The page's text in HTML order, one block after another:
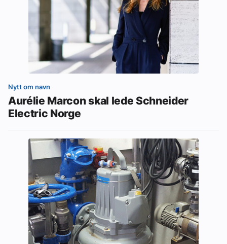
Nytt om navn
Aurélie Marcon skal lede Schneider
Electric Norge